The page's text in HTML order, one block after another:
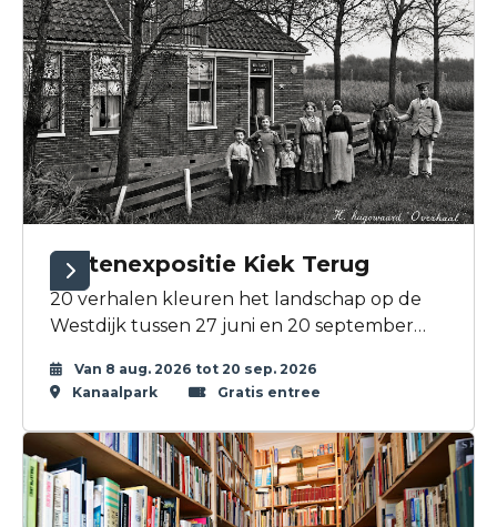
Buitenexpositie Kiek Terug
20 verhalen kleuren het landschap op de
Westdijk tussen 27 juni en 20 september
Van 8 aug. 2026 tot 20 sep. 2026
Kanaalpark
Gratis entree